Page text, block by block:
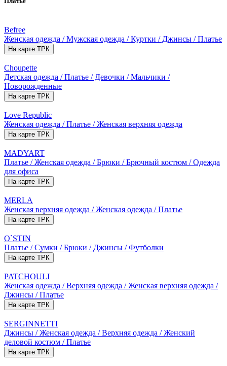
Befree
Женская одежда / Мужская одежда / Куртки / Джинсы / Платье
На карте ТРК
Choupette
Детская одежда / Платье / Девочки / Мальчики /
Новорожденные
На карте ТРК
Love Republic
Женская одежда / Платье / Женская верхняя одежда
На карте ТРК
MADYART
Платье / Женская одежда / Брюки / Брючный костюм / Одежда
для офиса
На карте ТРК
MERLA
Женская верхняя одежда / Женская одежда / Платье
На карте ТРК
O`STIN
Платье / Сумки / Брюки / Джинсы / Футболки
На карте ТРК
PATCHOULI
Женская одежда / Верхняя одежда / Женская верхняя одежда /
Джинсы / Платье
На карте ТРК
SERGINNETTI
Джинсы / Женская одежда / Верхняя одежда / Женский
деловой костюм / Платье
На карте ТРК